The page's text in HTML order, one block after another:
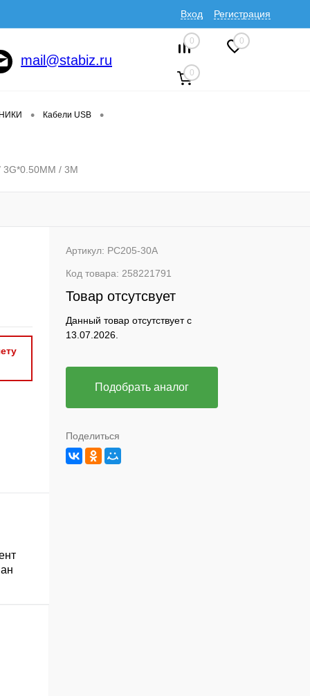
Вход Регистрация
mail@stabiz.ru
0 0
0
• Кабели USB •
3G*0.50MM / 3M
Артикул: PC205-30A
Код товара: 258221791
Товар отсутсвует
Данный товар отсутствует с
13.07.2026.
Подобрать аналог
Поделиться